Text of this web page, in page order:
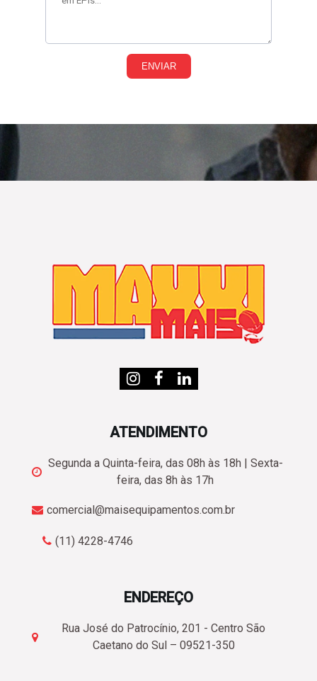
ENVIAR
ATENDIMENTO
Segunda a Quinta-feira, das 08h às 18h | Sexta-
feira, das 8h às 17h
comercial@maisequipamentos.com.br
(11) 4228-4746
ENDEREÇO
Rua José do Patrocínio, 201 - Centro São
Caetano do Sul – 09521-350